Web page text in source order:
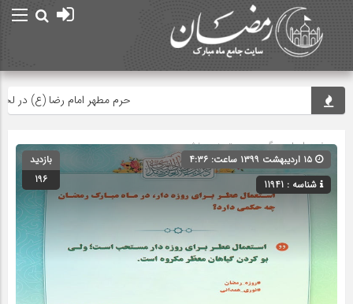
حرم مطهر امام رضا (ع) در لحظه
صفحه اصلی» گروه » دسته‌بندی نشده
شناسه : 11941
بازدید
196